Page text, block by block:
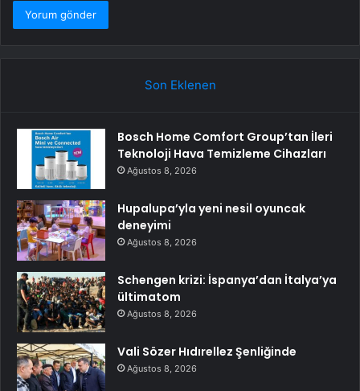
Son Eklenen
Bosch Home Comfort Group’tan İleri
Teknoloji Hava Temizleme Cihazları
Ağustos 8, 2026
Hupalupa’yla yeni nesil oyuncak
deneyimi
Ağustos 8, 2026
Schengen krizi: İspanya’dan İtalya’ya
ültimatom
Ağustos 8, 2026
Vali Sözer Hıdırellez Şenliğinde
Ağustos 8, 2026